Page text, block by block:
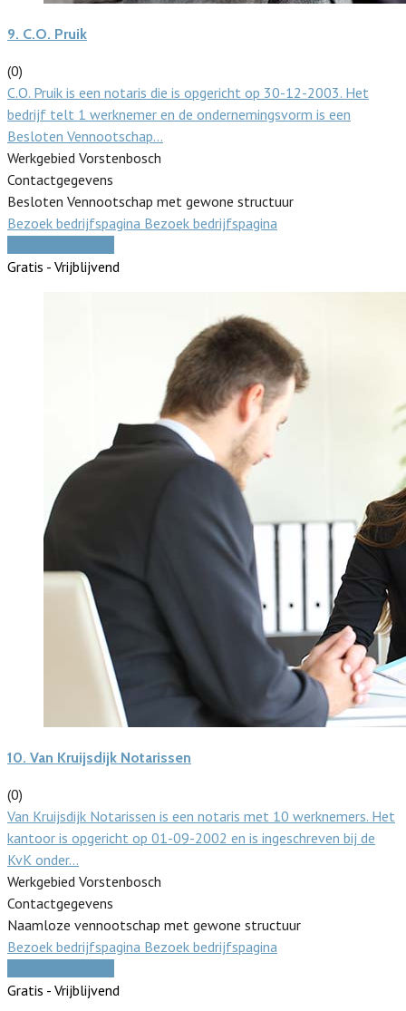
9. C.O. Pruik
(0)
C.O. Pruik is een notaris die is opgericht op 30-12-2003. Het
bedrijf telt 1 werknemer en de ondernemingsvorm is een
Besloten Vennootschap…
Werkgebied Vorstenbosch
Contactgegevens
Besloten Vennootschap met gewone structuur
Bezoek bedrijfspagina Bezoek bedrijfspagina
Gratis - Vrijblijvend
10. Van Kruijsdijk Notarissen
(0)
Van Kruijsdijk Notarissen is een notaris met 10 werknemers. Het
kantoor is opgericht op 01-09-2002 en is ingeschreven bij de
KvK onder…
Werkgebied Vorstenbosch
Contactgegevens
Naamloze vennootschap met gewone structuur
Bezoek bedrijfspagina Bezoek bedrijfspagina
Gratis - Vrijblijvend